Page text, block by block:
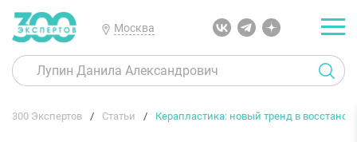
Москва
300 Экспертов Статьи Керапластика: новый тренд в